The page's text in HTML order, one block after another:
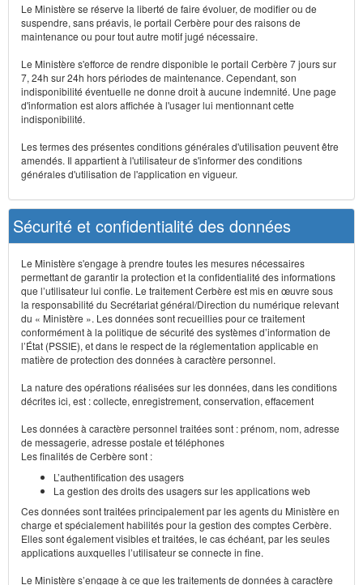
Le Ministère se réserve la liberté de faire évoluer, de modifier ou de
suspendre, sans préavis, le portail Cerbère pour des raisons de
maintenance ou pour tout autre motif jugé nécessaire.
Le Ministère s'efforce de rendre disponible le portail Cerbère 7 jours sur
7, 24h sur 24h hors périodes de maintenance. Cependant, son
indisponibilité éventuelle ne donne droit à aucune indemnité. Une page
d'information est alors affichée à l'usager lui mentionnant cette
indisponibilité.
Les termes des présentes conditions générales d'utilisation peuvent être
amendés. Il appartient à l'utilisateur de s'informer des conditions
générales d'utilisation de l'application en vigueur.
Sécurité et confidentialité des données
Le Ministère s'engage à prendre toutes les mesures nécessaires
permettant de garantir la protection et la confidentialité des informations
que l’utilisateur lui confie. Le traitement Cerbère est mis en œuvre sous
la responsabilité du Secrétariat général/Direction du numérique relevant
du « Ministère ». Les données sont recueillies pour ce traitement
conformément à la politique de sécurité des systèmes d’information de
l’État (PSSIE), et dans le respect de la réglementation applicable en
matière de protection des données à caractère personnel.
La nature des opérations réalisées sur les données, dans les conditions
décrites ici, est : collecte, enregistrement, conservation, effacement
Les données à caractère personnel traitées sont : prénom, nom, adresse
de messagerie, adresse postale et téléphones
Les finalités de Cerbère sont :
L’authentification des usagers
La gestion des droits des usagers sur les applications web
Ces données sont traitées principalement par les agents du Ministère en
charge et spécialement habilités pour la gestion des comptes Cerbère.
Elles sont également visibles et traitées, le cas échéant, par les seules
applications auxquelles l’utilisateur se connecte in fine.
Le Ministère s’engage à ce que les traitements de données à caractère